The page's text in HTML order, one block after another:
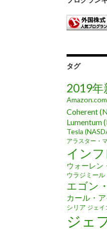
タグ
2019
Coherent
Lumentum
Tesla
アラスター・
イン
ウォーレン
ウラジミール
エゴン
カール・
シリア ジェイ
ジェ